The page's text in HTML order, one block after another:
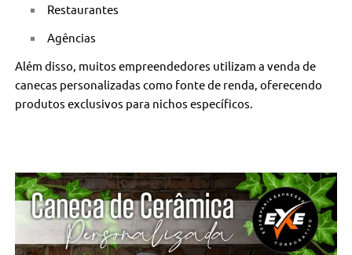
Restaurantes
Agências
Além disso, muitos empreendedores utilizam a venda de
canecas personalizadas como fonte de renda, oferecendo
produtos exclusivos para nichos específicos.